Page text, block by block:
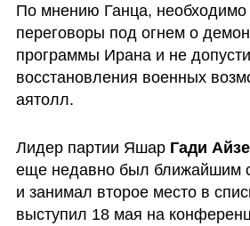
По мнению Ганца, необходимо
переговоры под огнем о
программы Ирана и не
восстановления военных
аятолл.
Лидер партии Яшар Гади
еще недавно был ближайшим
и занимал второе место в
выступил 18 мая на